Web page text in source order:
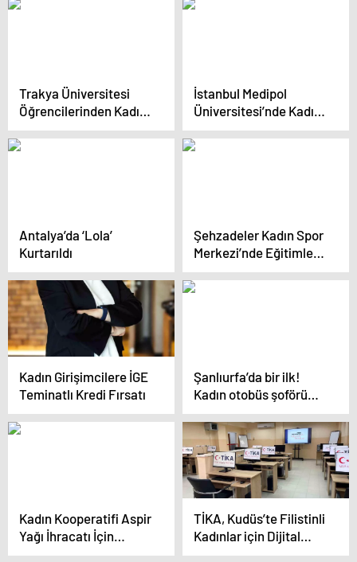
Karşı Yürüyüş
Trakya Üniversitesi
Öğrencilerinden Kadın
ve Çocuk Cinayetlerine
Tepki Yürüyüşü
İstanbul Medipol
Üniversitesi’nde Kadın
Cinayetlerine Karşı
Protesto
Antalya’da ‘Lola’
Kurtarıldı
Şehzadeler Kadın Spor
Merkezi’nde Eğitimler
Devam Ediyor
Kadın Girişimcilere İGE
Teminatlı Kredi Fırsatı
Şanlıurfa’da bir ilk!
Kadın otobüs şoförü
görevine başladı
Kadın Kooperatifi Aspir
Yağı İhracatı İçin
İmkanları
TİKA, Kudüs’te Filistinli
Kadınlar için Dijital
Eğitim Salonu Kurdu